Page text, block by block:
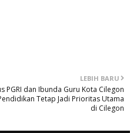
LEBIH BARU
PGRI dan Ibunda Guru Kota Cilegon
Tetap Jadi Prioritas Utama
di Cilegon